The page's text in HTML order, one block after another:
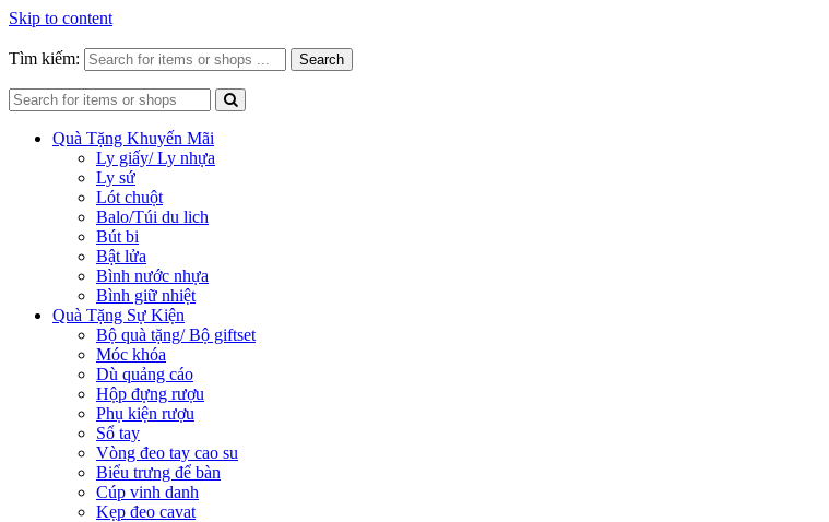
Skip to content
Tìm kiếm: Search
Quà Tặng Khuyến Mãi
Ly giấy/ Ly nhựa
Ly sứ
Lót chuột
Balo/Túi du lich
Bút bi
Bật lửa
Bình nước nhựa
Bình giữ nhiệt
Quà Tặng Sự Kiện
Bộ quà tặng/ Bộ giftset
Móc khóa
Dù quảng cáo
Hộp đựng rượu
Phụ kiện rượu
Sổ tay
Vòng đeo tay cao su
Biểu trưng để bàn
Cúp vinh danh
Kẹp đeo cavat